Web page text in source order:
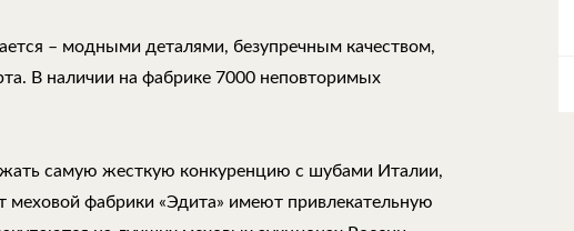
– модными деталями, безупречным качеством,
В наличии на фабрике 7000 неповторимых
самую жесткую конкуренцию с шубами Италии,
фабрики «Эдита» имеют привлекательную